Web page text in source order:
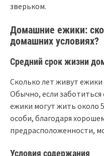
зверьком.
Домашние ежики:
домашних условиях?
Средний срок жизни
Сколько лет живут
Обычно, если
ежики могут жить около
особи, благодаря
предрасположенности,
Условия содержания